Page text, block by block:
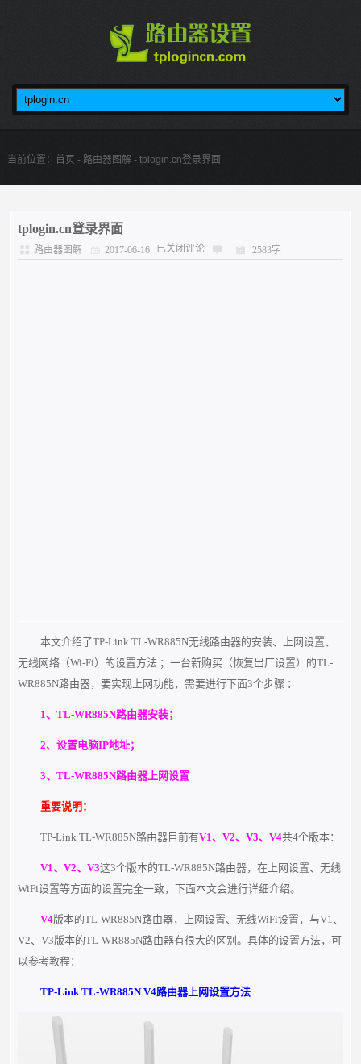
当前位置： 首页 - 路由器图解- tplogin.cn登录界面
tplogin.cn登录界面
路由器图解 2017-06-16 已关闭评论 2583字
本文介绍了TP-Link TL-WR885N无线路由器的安装、上网设置、
无线网络（Wi-Fi）的设置方法 ；一台新购买（恢复出厂设置）的TL-
WR885N路由器，要实现上网功能，需要进行下面3个步骤 ：
1、TL-WR885N路由器安装；
2、设置电脑IP地址；
3、TL-WR885N路由器上网设置
重要说明：
TP-Link TL-WR885N路由器目前有V1、V2、V3、V4共4个版本：
V1、V2、V3这3个版本的TL-WR885N路由器，在上网设置、无线
WiFi设置等方面的设置完全一致，下面本文会进行详细介绍。
V4版本的TL-WR885N路由器，上网设置、无线WiFi设置，与V1、
V2、V3版本的TL-WR885N路由器有很大的区别。具体的设置方法，可
以参考教程：
TP-Link TL-WR885N V4路由器上网设置方法